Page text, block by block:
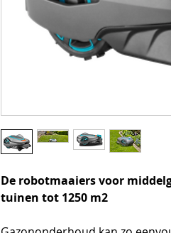
De robotmaaiers voor
tuinen tot 1250 m2